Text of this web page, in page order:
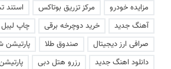
مزایده خودرو
مرکز تزریق بوتاکس استند
آهنگ جدید
خرید دوچرخه برقی چاپ لیبل
صرافی ارز دیجیتال
صندوق طلا
دانلود اهنگ جدید
رزرو هتل دبی